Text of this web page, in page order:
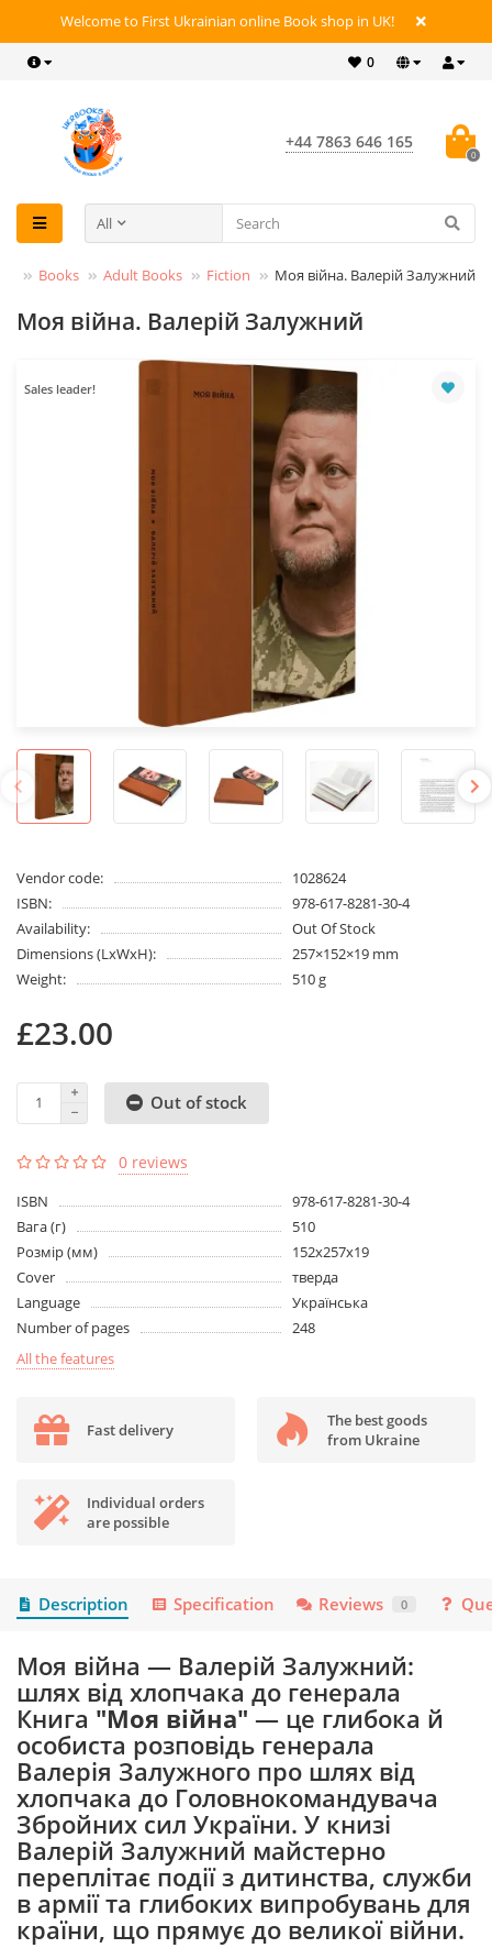
Welcome to First Ukrainian online Book shop in UK!
0
+44 7863 646 165
0
All
Books Adult Books Fiction Моя війна. Валерій Залужний
Моя війна. Валерій Залужний
Sales leader!
Vendor code:
1028624
ISBN:
978-617-8281-30-4
Availability:
Out Of Stock
Dimensions (LxWxH):
257×152×19 mm
Weight:
510 g
£23.00
Out of stock
0 reviews
ISBN
978-617-8281-30-4
Вага (г)
510
Розмір (мм)
152х257х19
Cover
тверда
Language
Українська
Number of pages
248
All the features
Fast delivery
The best goods
from Ukraine
Individual orders
are possible
Description Specification Reviews 0
Моя війна — Валерій Залужний:
шлях від хлопчака до генерала
Книга "Моя війна" — це глибока й
особиста розповідь генерала
Валерія Залужного про шлях від
хлопчака до Головнокомандувача
Збройних сил України. У книзі
Валерій Залужний майстерно
переплітає події з дитинства, служби
в армії та глибоких випробувань для
країни, що прямує до великої війни.